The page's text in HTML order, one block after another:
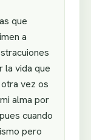
que
a
la vida que
vez os
alma por
cuando
pero